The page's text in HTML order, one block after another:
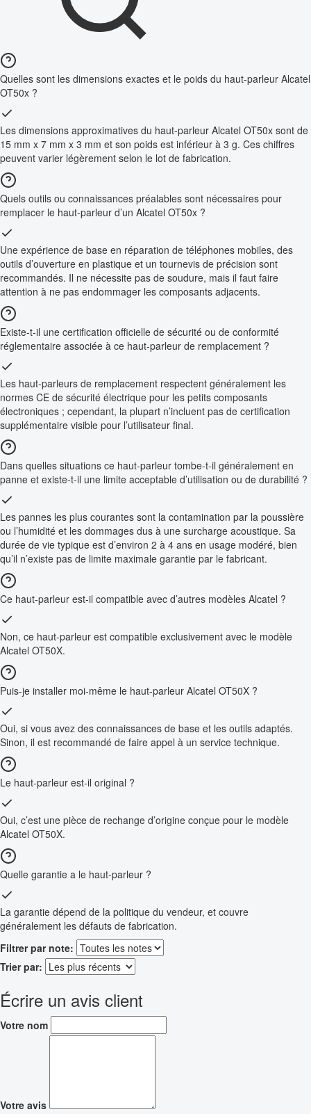
Quelles sont les dimensions exactes et le poids du haut-parleur Alcatel
OT50x ?
Les dimensions approximatives du haut-parleur Alcatel OT50x sont de
15 mm x 7 mm x 3 mm et son poids est inférieur à 3 g. Ces chiffres
peuvent varier légèrement selon le lot de fabrication.
Quels outils ou connaissances préalables sont nécessaires pour
remplacer le haut-parleur d’un Alcatel OT50x ?
Une expérience de base en réparation de téléphones mobiles, des
outils d’ouverture en plastique et un tournevis de précision sont
recommandés. Il ne nécessite pas de soudure, mais il faut faire
attention à ne pas endommager les composants adjacents.
Existe-t-il une certification officielle de sécurité ou de conformité
réglementaire associée à ce haut-parleur de remplacement ?
Les haut-parleurs de remplacement respectent généralement les
normes CE de sécurité électrique pour les petits composants
électroniques ; cependant, la plupart n’incluent pas de certification
supplémentaire visible pour l’utilisateur final.
Dans quelles situations ce haut-parleur tombe-t-il généralement en
panne et existe-t-il une limite acceptable d’utilisation ou de durabilité ?
Les pannes les plus courantes sont la contamination par la poussière
ou l’humidité et les dommages dus à une surcharge acoustique. Sa
durée de vie typique est d’environ 2 à 4 ans en usage modéré, bien
qu’il n’existe pas de limite maximale garantie par le fabricant.
Ce haut-parleur est-il compatible avec d’autres modèles Alcatel ?
Non, ce haut-parleur est compatible exclusivement avec le modèle
Alcatel OT50X.
Puis-je installer moi-même le haut-parleur Alcatel OT50X ?
Oui, si vous avez des connaissances de base et les outils adaptés.
Sinon, il est recommandé de faire appel à un service technique.
Le haut-parleur est-il original ?
Oui, c’est une pièce de rechange d’origine conçue pour le modèle
Alcatel OT50X.
Quelle garantie a le haut-parleur ?
La garantie dépend de la politique du vendeur, et couvre
généralement les défauts de fabrication.
Filtrer par note:
Trier par:
Écrire un avis client
Votre nom
Votre avis